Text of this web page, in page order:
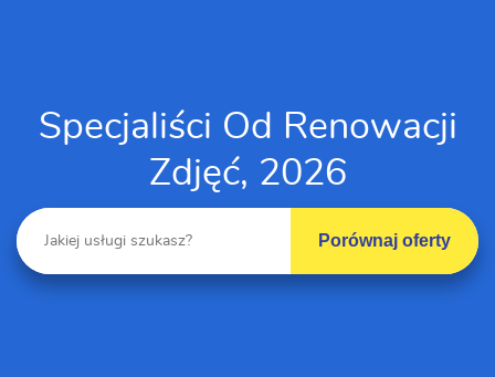
Specjaliści Od Renowacji
Zdjęć, 2026
Porównaj oferty